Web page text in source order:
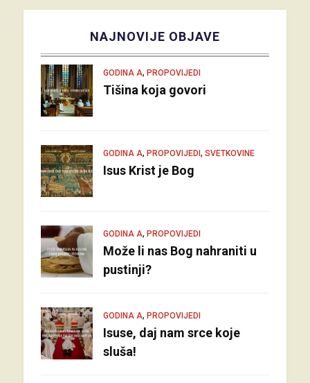
NAJNOVIJE OBJAVE
GODINA A, PROPOVIJEDI
Tišina koja govori
GODINA A, PROPOVIJEDI , SVETKOVINE
Isus Krist je Bog
GODINA A, PROPOVIJEDI
Može li nas Bog nahraniti u
pustinji?
GODINA A, PROPOVIJEDI
Isuse, daj nam srce koje
sluša!